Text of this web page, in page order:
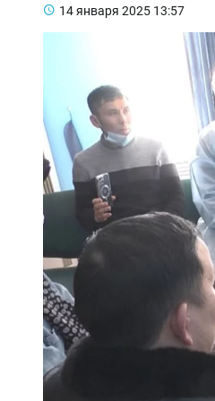
14 января 2025 13:57